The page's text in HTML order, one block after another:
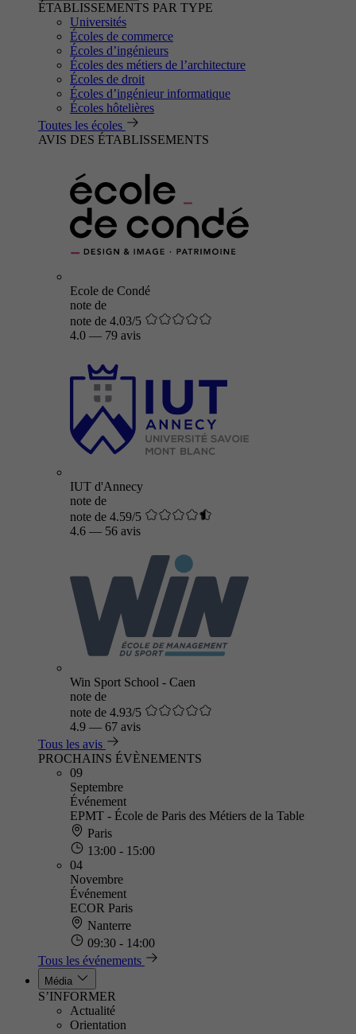
ÉTABLISSEMENTS PAR TYPE
Universités
Écoles de commerce
Écoles d’ingénieurs
Écoles des métiers de l’architecture
Écoles de droit
Écoles d’ingénieur informatique
Écoles hôtelières
Toutes les écoles
AVIS DES ÉTABLISSEMENTS
Ecole de Condé
note de
note de 4.03/5
4.0 — 79 avis
IUT d'Annecy
note de
note de 4.59/5
4.6 — 56 avis
Win Sport School - Caen
note de
note de 4.93/5
4.9 — 67 avis
Tous les avis
PROCHAINS ÉVÈNEMENTS
09
Septembre
Événement
EPMT - École de Paris des Métiers de la Table
Paris
13:00 - 15:00
04
Novembre
Événement
ECOR Paris
Nanterre
09:30 - 14:00
Tous les événements
Média
S’INFORMER
Actualité
Orientation